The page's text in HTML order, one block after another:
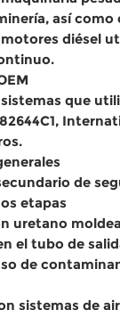
así como
diésel
que
de
etapas
uretano
el tubo de
de
sistemas de